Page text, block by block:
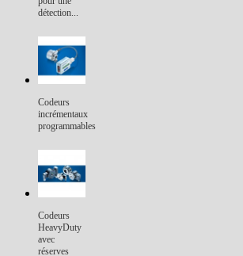
détection...
Codeurs
incrémentaux
programmables
Codeurs
HeavyDuty
avec
réserves